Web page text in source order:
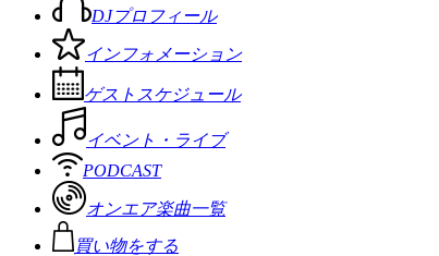
DJプロフィール
インフォメーション
ゲストスケジュール
イベント・ライブ
PODCAST
オンエア楽曲一覧
買い物をする